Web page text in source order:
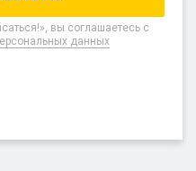
вы соглашаетесь с
данных